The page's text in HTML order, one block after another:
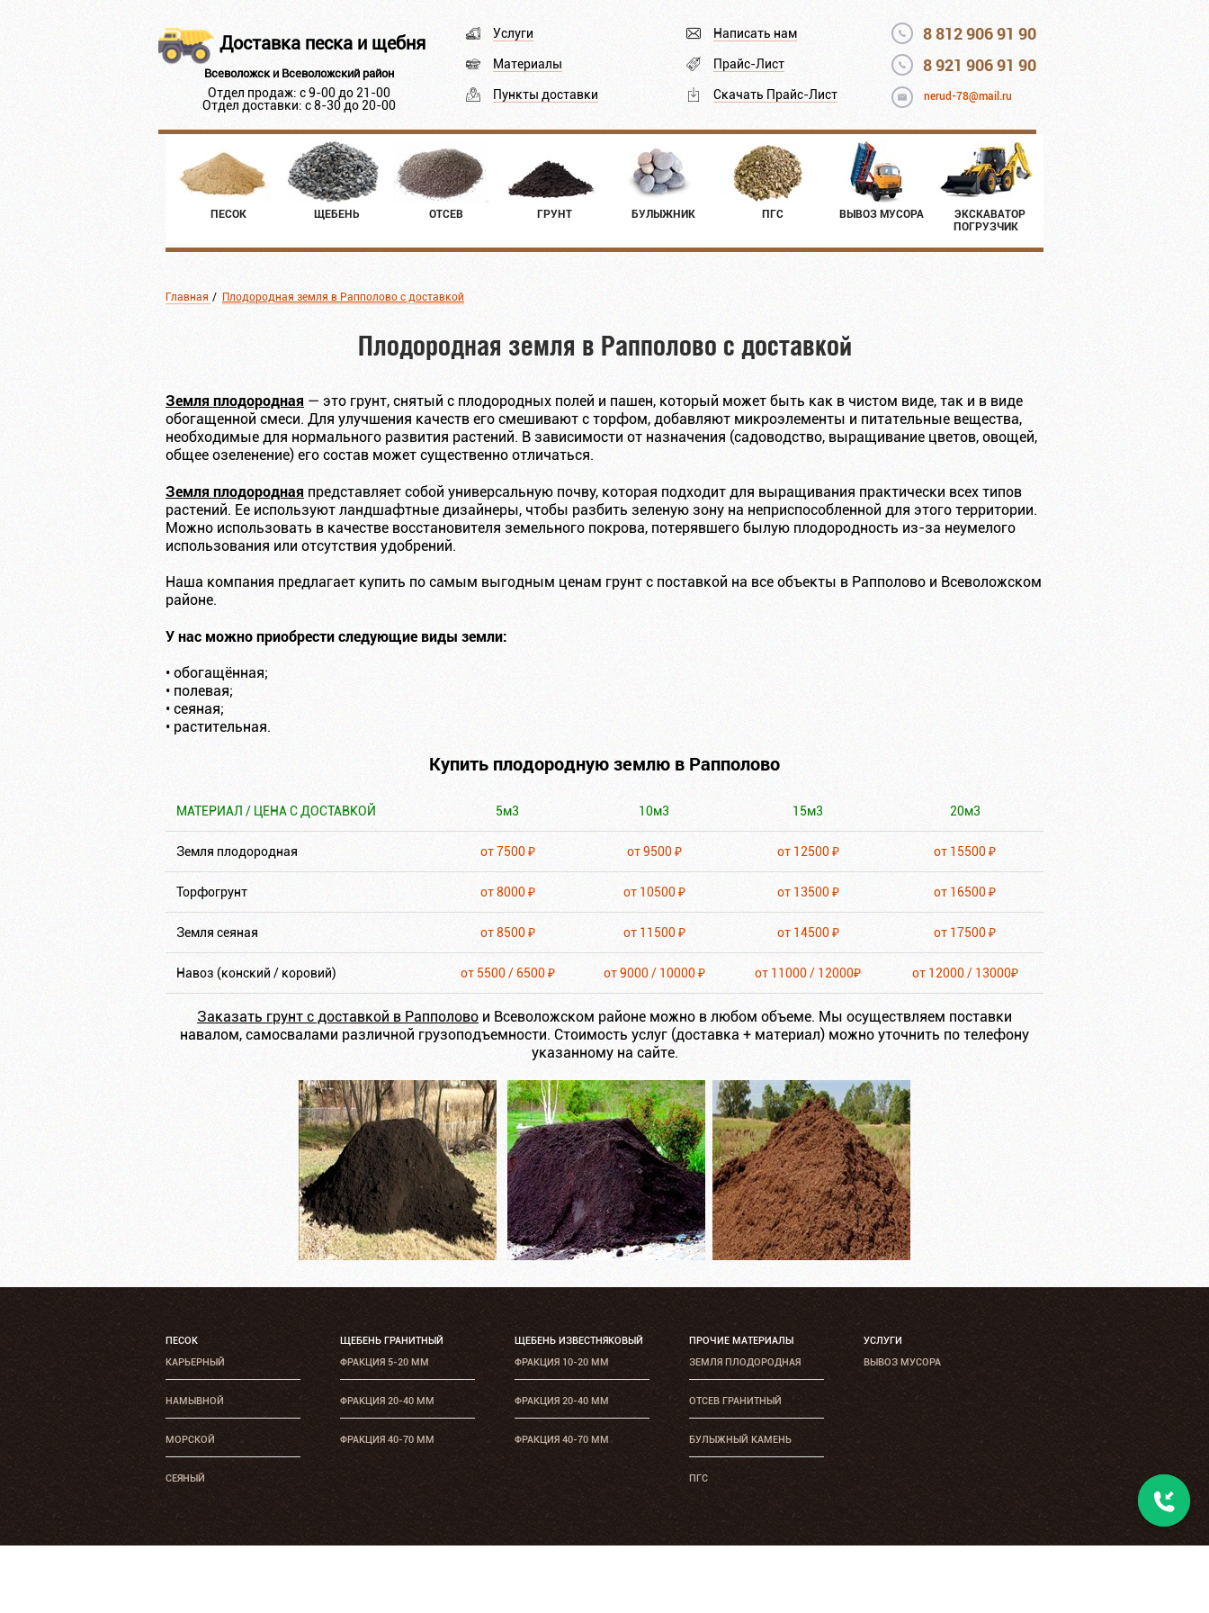
Доставка песка и щебня
Всеволожск и Всеволожский район
Отдел продаж: с 9-00 до 21-00
Отдел доставки: с 8-30 до 20-00
Услуги
Материалы
Пункты доставки
Написать нам
Прайс-Лист
Скачать Прайс-Лист
8 812 906 91 90
8 921 906 91 90
nerud-78@mail.ru
ПЕСОК ЩЕБЕНЬ ОТСЕВ ГРУНТ БУЛЫЖНИК ПГС ВЫВОЗ МУСОРА
ЭКСКАВАТОР
ПОГРУЗЧИК
Главная / Плодородная земля в Рапполово с доставкой
Плодородная земля в Рапполово с доставкой
Земля плодородная — это грунт, снятый с плодородных полей и пашен, который может быть как в чистом виде, так и в виде
обогащенной смеси. Для улучшения качеств его смешивают с торфом, добавляют микроэлементы и питательные вещества,
необходимые для нормального развития растений. В зависимости от назначения (садоводство, выращивание цветов, овощей,
общее озеленение) его состав может существенно отличаться.
Земля плодородная представляет собой универсальную почву, которая подходит для выращивания практически всех типов
растений. Ее используют ландшафтные дизайнеры, чтобы разбить зеленую зону на неприспособленной для этого территории.
Можно использовать в качестве восстановителя земельного покрова, потерявшего былую плодородность из-за неумелого
использования или отсутствия удобрений.
Наша компания предлагает купить по самым выгодным ценам грунт с поставкой на все объекты в Рапполово и Всеволожском
районе.
У нас можно приобрести следующие виды земли:
• обогащённая;
• полевая;
• сеяная;
• растительная.
Купить плодородную землю в Рапполово
МАТЕРИАЛ / ЦЕНА С ДОСТАВКОЙ 5м3 10м3 15м3 20м3
Земля плодородная от 7500 ₽ от 9500 ₽ от 12500 ₽ от 15500 ₽
Торфогрунт от 8000 ₽ от 10500 ₽ от 13500 ₽ от 16500 ₽
Земля сеяная от 8500 ₽ от 11500 ₽ от 14500 ₽ от 17500 ₽
Навоз (конский / коровий) от 5500 / 6500 ₽ от 9000 / 10000 ₽ от 11000 / 12000₽ от 12000 / 13000₽
Заказать грунт с доставкой в Рапполово и Всеволожском районе можно в любом объеме. Мы осуществляем поставки
навалом, самосвалами различной грузоподъемности. Стоимость услуг (доставка + материал) можно уточнить по телефону
указанному на сайте.
ПЕСОК
КАРЬЕРНЫЙ
НАМЫВНОЙ
МОРСКОЙ
СЕЯНЫЙ
ЩЕБЕНЬ ГРАНИТНЫЙ
ФРАКЦИЯ 5-20 ММ
ФРАКЦИЯ 20-40 ММ
ФРАКЦИЯ 40-70 ММ
ЩЕБЕНЬ ИЗВЕСТНЯКОВЫЙ
ФРАКЦИЯ 10-20 ММ
ФРАКЦИЯ 20-40 ММ
ФРАКЦИЯ 40-70 ММ
ПРОЧИЕ МАТЕРИАЛЫ
ЗЕМЛЯ ПЛОДОРОДНАЯ
ОТСЕВ ГРАНИТНЫЙ
БУЛЫЖНЫЙ КАМЕНЬ
ПГС
УСЛУГИ
ВЫВОЗ МУСОРА